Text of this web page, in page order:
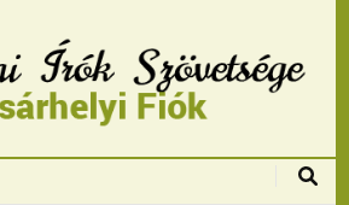
Írók